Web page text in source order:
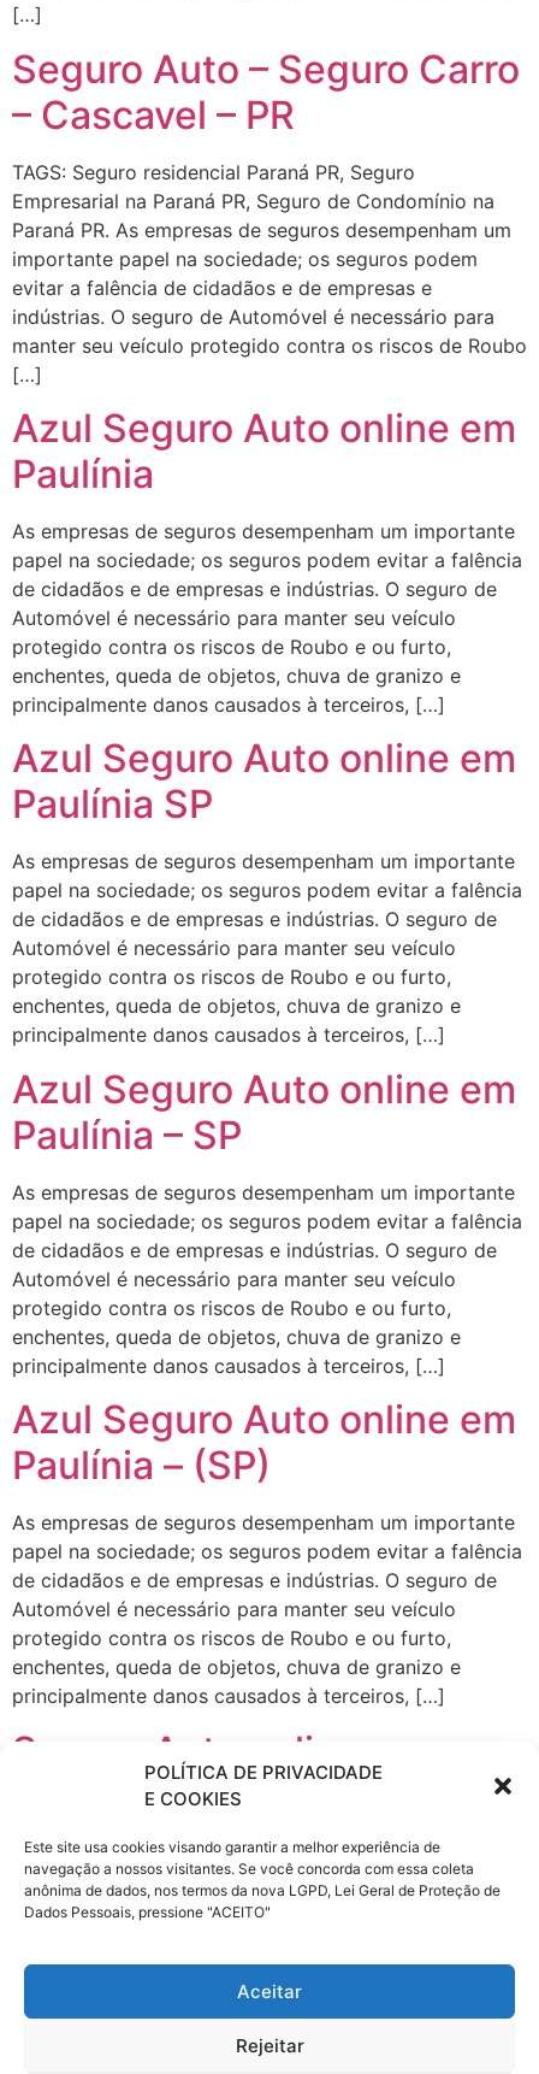
POLÍTICA DE PRIVACIDADE
E COOKIES
Este site usa cookies visando garantir a melhor experiência de
navegação a nossos visitantes. Se você concorda com essa coleta
anônima de dados, nos termos da nova LGPD, Lei Geral de Proteção de
Dados Pessoais, pressione "ACEITO"
Aceitar
Rejeitar
[…]
Seguro Auto – Seguro Carro
– Cascavel – PR
TAGS: Seguro residencial Paraná PR, Seguro
Empresarial na Paraná PR, Seguro de Condomínio na
Paraná PR. As empresas de seguros desempenham um
importante papel na sociedade; os seguros podem
evitar a falência de cidadãos e de empresas e
indústrias. O seguro de Automóvel é necessário para
manter seu veículo protegido contra os riscos de Roubo
[…]
Azul Seguro Auto online em
Paulínia
As empresas de seguros desempenham um importante
papel na sociedade; os seguros podem evitar a falência
de cidadãos e de empresas e indústrias. O seguro de
Automóvel é necessário para manter seu veículo
protegido contra os riscos de Roubo e ou furto,
enchentes, queda de objetos, chuva de granizo e
principalmente danos causados à terceiros, […]
Azul Seguro Auto online em
Paulínia SP
As empresas de seguros desempenham um importante
papel na sociedade; os seguros podem evitar a falência
de cidadãos e de empresas e indústrias. O seguro de
Automóvel é necessário para manter seu veículo
protegido contra os riscos de Roubo e ou furto,
enchentes, queda de objetos, chuva de granizo e
principalmente danos causados à terceiros, […]
Azul Seguro Auto online em
Paulínia – SP
As empresas de seguros desempenham um importante
papel na sociedade; os seguros podem evitar a falência
de cidadãos e de empresas e indústrias. O seguro de
Automóvel é necessário para manter seu veículo
protegido contra os riscos de Roubo e ou furto,
enchentes, queda de objetos, chuva de granizo e
principalmente danos causados à terceiros, […]
Azul Seguro Auto online em
Paulínia – (SP)
As empresas de seguros desempenham um importante
papel na sociedade; os seguros podem evitar a falência
de cidadãos e de empresas e indústrias. O seguro de
Automóvel é necessário para manter seu veículo
protegido contra os riscos de Roubo e ou furto,
enchentes, queda de objetos, chuva de granizo e
principalmente danos causados à terceiros, […]
Seguro Auto online em
Paulínia
As empresas de seguros desempenham um importante
papel na sociedade; os seguros podem evitar a falência
de cidadãos e de empresas e indústrias. O seguro de
protegido contra os riscos de Roubo e ou furto,
enchentes, queda de objetos, chuva de granizo e
principalmente danos causados à terceiros, […]